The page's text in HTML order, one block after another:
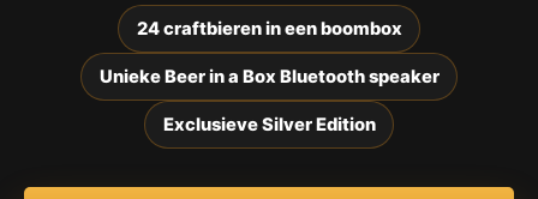
24 craftbieren in een boombox
Unieke Beer in a Box Bluetooth speaker
Exclusieve Silver Edition